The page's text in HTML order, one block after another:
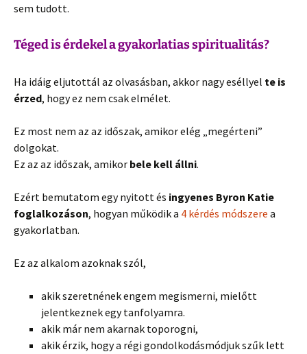
sem tudott.
Téged is érdekel a gyakorlatias spiritualitás?
Ha idáig eljutottál az olvasásban, akkor nagy eséllyel te is
érzed, hogy ez nem csak elmélet.
Ez most nem az az időszak, amikor elég „megérteni”
dolgokat.
Ez az az időszak, amikor bele kell állni.
Ezért bemutatom egy nyitott és ingyenes Byron Katie
foglalkozáson, hogyan működik a 4 kérdés módszere a
gyakorlatban.
Ez az alkalom azoknak szól,
akik szeretnének engem megismerni, mielőtt
jelentkeznek egy tanfolyamra.
akik már nem akarnak toporogni,
akik érzik, hogy a régi gondolkodásmódjuk szűk lett